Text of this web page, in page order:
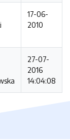
17-06-
2010
27-07-
2016
14:04:08